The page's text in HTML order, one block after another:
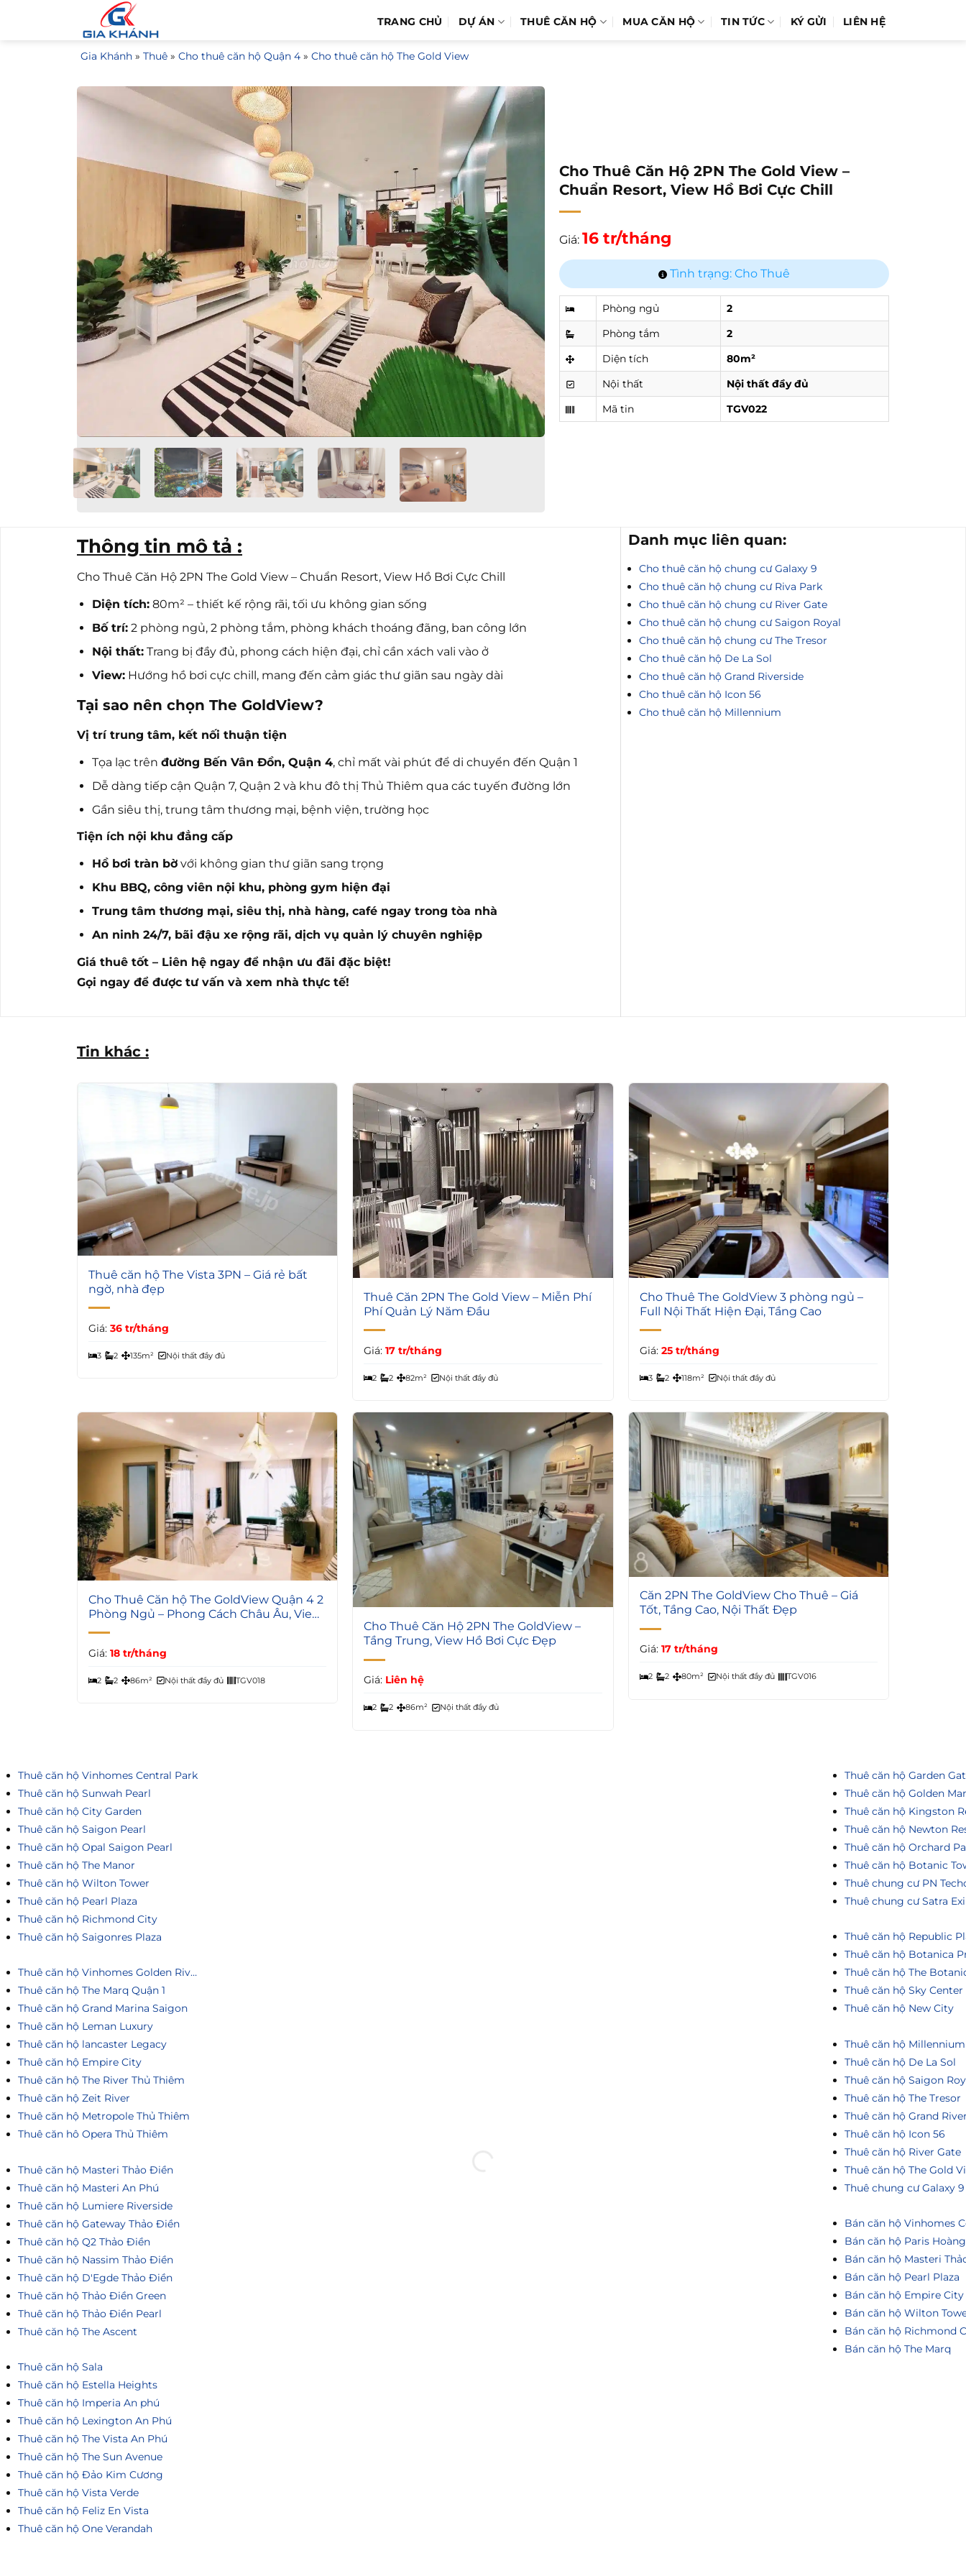
TRANG CHỦ DỰ ÁN THUÊ CĂN HỘ MUA CĂN HỘ TIN TỨC KÝ GỬI LIÊN HỆ
Gia Khánh » Thuê » Cho thuê căn hộ Quận 4 » Cho thuê căn hộ The Gold View
Cho Thuê Căn Hộ 2PN The Gold View –
Chuẩn Resort, View Hồ Bơi Cực Chill
Giá: 16 tr/tháng
Tình trạng: Cho Thuê
Phòng ngủ
2
Phòng tắm
2
Diện tích
80m²
Nội thất
Nội thất đầy đủ
Mã tin
TGV022
Thông tin mô tả :
Cho Thuê Căn Hộ 2PN The Gold View – Chuẩn Resort, View Hồ Bơi Cực Chill
Diện tích:80m² – thiết kế rộng rãi, tối ưu không gian sống
Bố trí:2 phòng ngủ, 2 phòng tắm, phòng khách thoáng đãng, ban công lớn
Nội thất:Trang bị đầy đủ, phong cách hiện đại, chỉ cần xách vali vào ở
View:Hướng hồ bơi cực chill, mang đến cảm giác thư giãn sau ngày dài
Tại sao nên chọn The GoldView?
Vị trí trung tâm, kết nối thuận tiện
Tọa lạc trên đường Bến Vân Đồn, Quận 4, chỉ mất vài phút để di chuyển đến Quận 1
Dễ dàng tiếp cận Quận 7, Quận 2 và khu đô thị Thủ Thiêm qua các tuyến đường lớn
Gần siêu thị, trung tâm thương mại, bệnh viện, trường học
Tiện ích nội khu đẳng cấp
Hồ bơi tràn bờvới không gian thư giãn sang trọng
Khu BBQ, công viên nội khu, phòng gym hiện đại
Trung tâm thương mại, siêu thị, nhà hàng, café ngay trong tòa nhà
An ninh 24/7, bãi đậu xe rộng rãi, dịch vụ quản lý chuyên nghiệp
Giá thuê tốt – Liên hệ ngay để nhận ưu đãi đặc biệt!
Gọi ngay để được tư vấn và xem nhà thực tế!
Danh mục liên quan:
Cho thuê căn hộ chung cư Galaxy 9
Cho thuê căn hộ chung cư Riva Park
Cho thuê căn hộ chung cư River Gate
Cho thuê căn hộ chung cư Saigon Royal
Cho thuê căn hộ chung cư The Tresor
Cho thuê căn hộ De La Sol
Cho thuê căn hộ Grand Riverside
Cho thuê căn hộ Icon 56
Cho thuê căn hộ Millennium
Tin khác :
5
Thuê căn hộ The Vista 3PN – Giá rẻ bất
ngờ, nhà đẹp
Giá: 36 tr/tháng
3 2 135m² Nội thất đầy đủ
3
Thuê Căn 2PN The Gold View – Miễn Phí
Phí Quản Lý Năm Đầu
Giá:17 tr/tháng
2 2 82m² Nội thất đầy đủ
6
Cho Thuê The GoldView 3 phòng ngủ –
Full Nội Thất Hiện Đại, Tầng Cao
Giá: 25 tr/tháng
3 2 118m² Nội thất đầy đủ
5
Cho Thuê Căn hộ The GoldView Quận 4 2
Phòng Ngủ – Phong Cách Châu Âu, View
Thành Phố
Giá: 18 tr/tháng
2 2 86m² Nội thất đầy đủ TGV018
5
Cho Thuê Căn Hộ 2PN The GoldView –
Tầng Trung, View Hồ Bơi Cực Đẹp
Giá: Liên hệ
2 2 86m² Nội thất đầy đủ
5
Căn 2PN The GoldView Cho Thuê – Giá
Tốt, Tầng Cao, Nội Thất Đẹp
Giá: 17 tr/tháng
2 2 80m² Nội thất đầy đủ TGV016
Thuê căn hộ Vinhomes Central Park
Thuê căn hộ Sunwah Pearl
Thuê căn hộ City Garden
Thuê căn hộ Saigon Pearl
Thuê căn hộ Opal Saigon Pearl
Thuê căn hộ The Manor
Thuê căn hộ Wilton Tower
Thuê căn hộ Pearl Plaza
Thuê căn hộ Richmond City
Thuê căn hộ Saigonres Plaza
Thuê căn hộ Vinhomes Golden River
Thuê căn hộ The Marq Quận 1
Thuê căn hộ Grand Marina Saigon
Thuê căn hộ Leman Luxury
Thuê căn hộ lancaster Legacy
Thuê căn hộ Empire City
Thuê căn hộ The River Thủ Thiêm
Thuê căn hộ Zeit River
Thuê căn hộ Metropole Thủ Thiêm
Thuê căn hô Opera Thủ Thiêm
Thuê căn hộ Masteri Thảo Điền
Thuê căn hộ Masteri An Phú
Thuê căn hộ Lumiere Riverside
Thuê căn hộ Gateway Thảo Điền
Thuê căn hộ Q2 Thảo Điền
Thuê căn hộ Nassim Thảo Điền
Thuê căn hộ D'Egde Thảo Điền
Thuê căn hộ Thảo Điền Green
Thuê căn hộ Thảo Điền Pearl
Thuê căn hộ The Ascent
Thuê căn hộ Sala
Thuê căn hộ Estella Heights
Thuê căn hộ Imperia An phú
Thuê căn hộ Lexington An Phú
Thuê căn hộ The Vista An Phú
Thuê căn hộ The Sun Avenue
Thuê căn hộ Đảo Kim Cương
Thuê căn hộ Vista Verde
Thuê căn hộ Feliz En Vista
Thuê căn hộ One Verandah
Thuê căn hộ Garden
Thuê căn hộ Golden
Thuê căn hộ Kingston
Thuê căn hộ Newton
Thuê căn hộ Orchard
Thuê căn hộ Botanic
Thuê chung cư PN
Thuê chung cư Satra
Thuê căn hộ Republic
Thuê căn hộ Botanica
Thuê căn hộ The
Thuê căn hộ Sky Center
Thuê căn hộ New City
Thuê căn hộ Millennium
Thuê căn hộ De La Sol
Thuê căn hộ Saigon
Thuê căn hộ The Tresor
Thuê căn hộ Grand
Thuê căn hộ Icon 56
Thuê căn hộ River Gate
Thuê căn hộ The Gold
Thuê chung cư Galaxy 9
Bán căn hộ Vinhomes
Bán căn hộ Paris
Bán căn hộ Masteri
Bán căn hộ Pearl Plaza
Bán căn hộ Empire City
Bán căn hộ Wilton
Bán căn hộ Richmond
Bán căn hộ The Marq